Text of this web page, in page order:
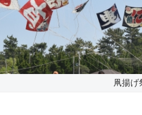
凧揚げ